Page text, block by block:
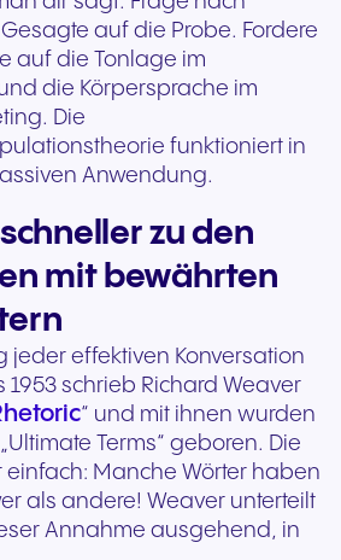
auf die Probe. Fordere
auf die Tonlage im
die Körpersprache im
Die
funktioniert in
Anwendung.
zu den
mit bewährten
jeder effektiven Konversation
1953 schrieb Richard Weaver
“ und mit ihnen wurden
Terms“ geboren. Die
Manche Wörter haben
als andere! Weaver unterteilt
Annahme ausgehend, in